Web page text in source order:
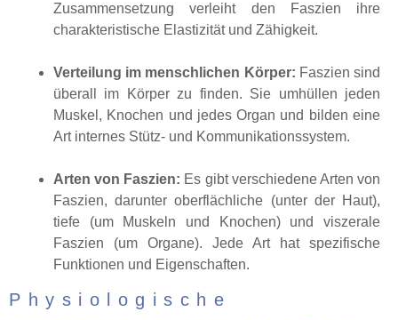
Zusammensetzung verleiht den Faszien ihre
charakteristische Elastizität und Zähigkeit.
Verteilung im menschlichen Körper: Faszien sind
überall im Körper zu finden. Sie umhüllen jeden
Muskel, Knochen und jedes Organ und bilden eine
Art internes Stütz- und Kommunikationssystem.
Arten von Faszien: Es gibt verschiedene Arten von
Faszien, darunter oberflächliche (unter der Haut),
tiefe (um Muskeln und Knochen) und viszerale
Faszien (um Organe). Jede Art hat spezifische
Funktionen und Eigenschaften.
Physiologische